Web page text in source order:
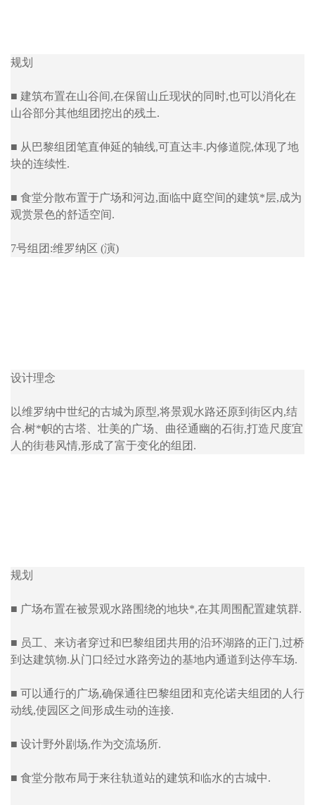
规划
■ 建筑布置在山谷间,在保留山丘现状的同时,也可以消化在
山谷部分其他组团挖出的残土.
■ 从巴黎组团笔直伸延的轴线,可直达丰.内修道院,体现了地
块的连续性.
■ 食堂分散布置于广场和河边,面临中庭空间的建筑*层,成为
观赏景色的舒适空间.
7号组团:维罗纳区 (演)
设计理念
以维罗纳中世纪的古城为原型,将景观水路还原到街区内,结
合.树*帜的古塔、壮美的广场、曲径通幽的石街,打造尺度宜
人的街巷风情,形成了富于变化的组团.
规划
■ 广场布置在被景观水路围绕的地块*,在其周围配置建筑群.
■ 员工、来访者穿过和巴黎组团共用的沿环湖路的正门,过桥
到达建筑物.从门口经过水路旁边的基地内通道到达停车场.
■ 可以通行的广场,确保通往巴黎组团和克伦诺夫组团的人行
动线,使园区之间形成生动的连接.
■ 设计野外剧场,作为交流场所.
■ 食堂分散布局于来往轨道站的建筑和临水的古城中.